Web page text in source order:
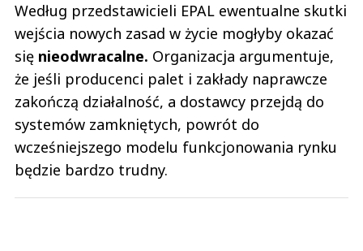
Według przedstawicieli EPAL ewentualne skutki
wejścia nowych zasad w życie mogłyby okazać
się nieodwracalne. Organizacja argumentuje,
że jeśli producenci palet i zakłady naprawcze
zakończą działalność, a dostawcy przejdą do
systemów zamkniętych, powrót do
wcześniejszego modelu funkcjonowania rynku
będzie bardzo trudny.